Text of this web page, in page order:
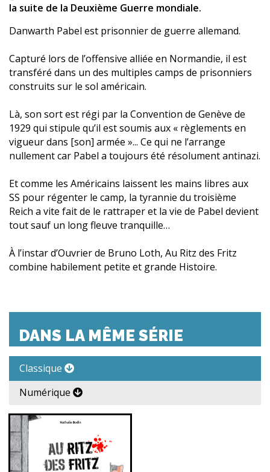
la suite de la Deuxième Guerre mondiale.
Danwarth Pabel est prisonnier de guerre allemand.
Capturé lors de l’offensive alliée en Normandie, il est
transféré dans un des multiples camps de prisonniers
construits sur le sol américain.
Là, son sort est régi par la Convention de Genève de
1929 qui stipule qu’il est soumis aux « règlements en
vigueur dans [son] armée »... Ce qui ne l’arrange
nullement car Pabel a toujours été résolument antinazi.
Et comme les Américains laissent les mains libres aux
SS pour régenter le camp, la tyrannie du troisième
Reich a vite fait de le rattraper et la vie de Pabel devient
tout sauf un long fleuve tranquille…
À l’instar d’Ouvrier de Bruno Loth, Au Ritz des Fritz
combine habilement petite et grande Histoire.
DANS LA MÊME SÉRIE
Classique
Numérique